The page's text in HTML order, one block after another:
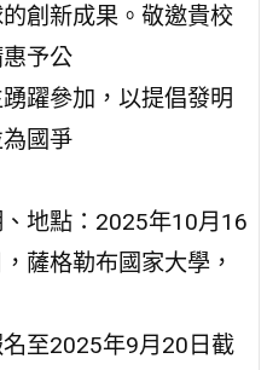
創新成果。敬邀貴校
予公
躍參加，以提倡發明
國爭
地點：2025年10月16
薩格勒布國家大學，
至2025年9月20日截